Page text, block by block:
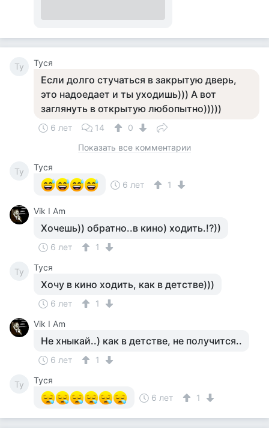
Ty Tycя
Если долго стучаться в закрытую дверь,
это надоедает и ты уходишь))) А вот
заглянуть в открытую любопытно)))))
6 лет 14
0
Показать все комментарии
Ty
Tycя
6 лет
1
Vik I Am
Хочешь)) обратно..в кино) ходить.!?))
6 лет 1
Ty Tycя
Хочу в кино ходить, как в детстве)))
6 лет
1
Vik I Am
Не хныкай..) как в детстве, не получится..
6 лет 1
Ty
Tycя
6 лет
1